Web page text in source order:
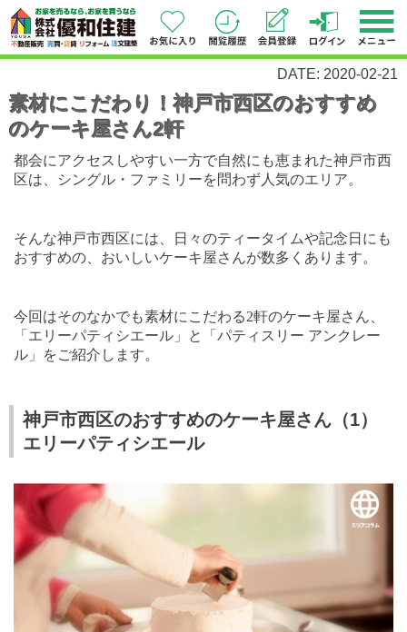
DATE: 2020-02-21
素材にこだわり！神戸市西区のおすすめ
のケーキ屋さん2軒
都会にアクセスしやすい一方で自然にも恵まれた神戸市西
区は、シングル・ファミリーを問わず人気のエリア。
そんな神戸市西区には、日々のティータイムや記念日にも
おすすめの、おいしいケーキ屋さんが数多くあります。
今回はそのなかでも素材にこだわる2軒のケーキ屋さん、
「エリーパティシエール」と「パティスリー アンクレー
ル」をご紹介します。
神戸市西区のおすすめのケーキ屋さん（1）
エリーパティシエール